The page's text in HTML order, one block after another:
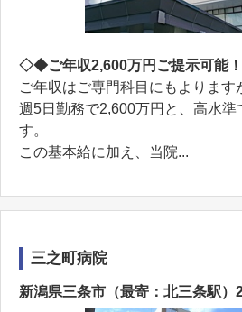
◇◆ご年収2,600万円ご提示可能
ご年収はご専門科目にもよります
週5日勤務で2,600万円と、高水準
す。
この基本給に加え、当院...
三之町病院
新潟県三条市（最寄：北三条駅）